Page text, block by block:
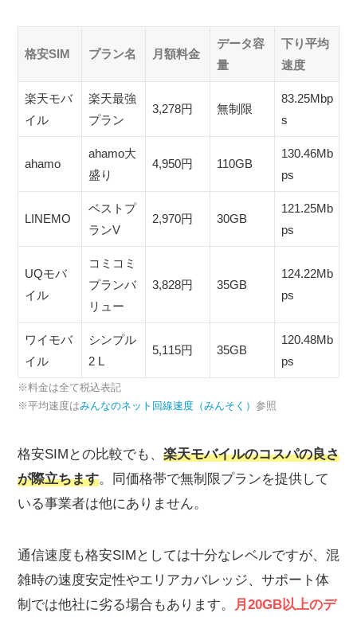
格安SIM プラン名 月額料金
データ容
量
下り平均
速度
楽天モバ
イル
楽天最強
プラン
3,278円 無制限
83.25Mbp
s
ahamo
ahamo大
盛り
4,950円 110GB
130.46Mb
ps
LINEMO
ベストプ
ランV
2,970円 30GB
121.25Mb
ps
UQモバ
イル
コミコミ
プランバ
リュー
3,828円 35GB
124.22Mb
ps
ワイモバ
イル
シンプル
2 L
5,115円 35GB
120.48Mb
ps
※料金は全て税込表記
※平均速度はみんなのネット回線速度（みんそく） 参照
格安SIMとの比較でも、 楽天モバイルのコスパの良さ
が際立ちます。同価格帯で無制限プランを提供して
いる事業者は他にありません。
通信速度も格安SIMとしては十分なレベルですが、混
雑時の速度安定性やエリアカバレッジ、サポート体
制では他社に劣る場合もあります。
月20GB以上のデ